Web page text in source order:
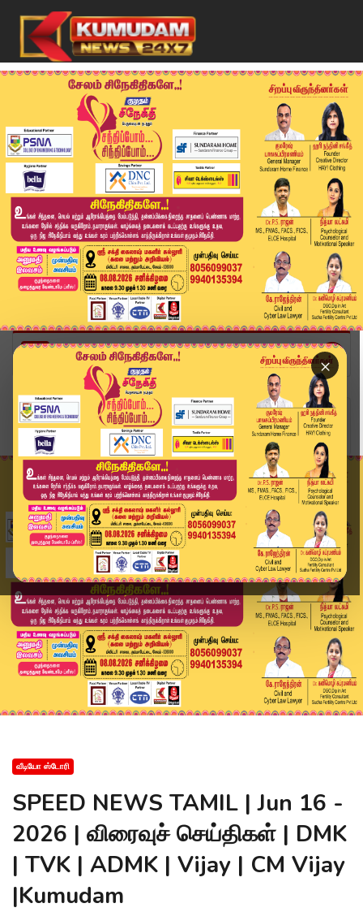
×
Home
வீடியோ ஸ்டோரி
SPEED NEWS TAMIL | Jun 16 - 2026 | விரைவுச் செய...
வீடியோ ஸ்டோரி
SPEED NEWS TAMIL | Jun 16 -
2026 | விரைவுச் செய்திகள் | DMK
| TVK | ADMK | Vijay | CM Vijay
|Kumudam